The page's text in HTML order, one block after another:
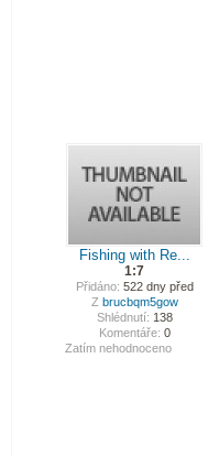
Fishing with Re...
1:7
Přidáno: 522 dny před
Z brucbqm5gow
Shlédnutí: 138
Komentáře: 0
Zatím nehodnoceno